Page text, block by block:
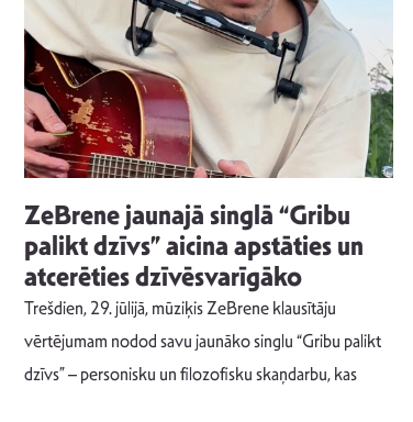
ZeBrene jaunajā singlā “Gribu
palikt dzīvs” aicina apstāties un
atcerēties dzīvēsvarīgāko
Trešdien, 29. jūlijā, mūziķis ZeBrene klausītāju
vērtējumam nodod savu jaunāko singlu “Gribu palikt
dzīvs” – personisku un filozofisku skaņdarbu, kas